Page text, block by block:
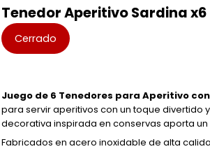
Tenedor Aperitivo Sardina x6
Cerrado
Juego de 6 Tenedores para Aperitivo
para servir aperitivos con un toque divertido
decorativa inspirada en conservas aporta
Fabricados en acero inoxidable de alta